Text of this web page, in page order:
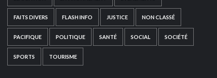
FAITS DIVERS FLASH INFO JUSTICE NON CLASSÉ
PACIFIQUE POLITIQUE SANTÉ SOCIAL SOCIÉTÉ
SPORTS TOURISME